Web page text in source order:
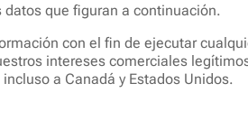
que figuran a continuación.
con el fin de ejecutar
intereses comerciales
a Canadá y Estados Unidos.